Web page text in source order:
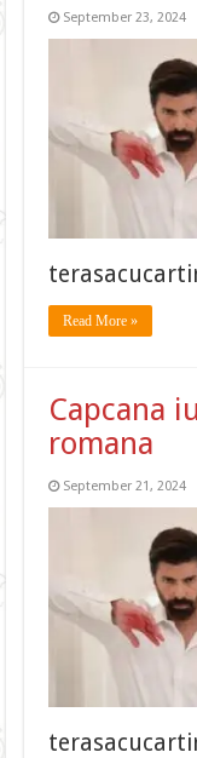
September 23, 2024
Read More »
Capcana
romana
September 21, 2024